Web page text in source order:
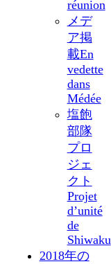
réunion
メデ
ア掲
載En
vedette
dans
Médée
塩飽
部隊
プロ
ジェ
クト
Projet
d’unité
de
Shiwaku
2018年の